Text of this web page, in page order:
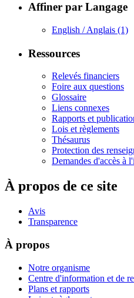
Affiner par Langage
English / Anglais (1)
Ressources
Relevés financiers
Foire aux questions
Glossaire
Liens connexes
Rapports et
Lois et règlements
Thésaurus
Protection des
Demandes d'accès à
À propos de ce site
Avis
Transparence
À propos
Notre organisme
Centre d'information et de
Plans et rapports